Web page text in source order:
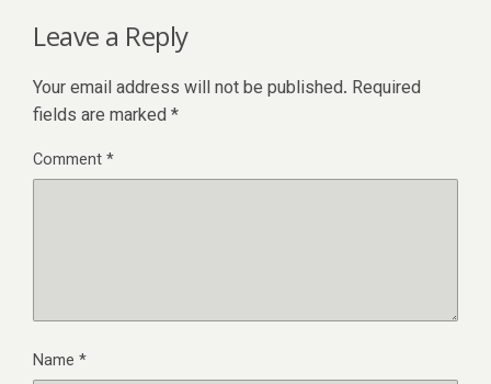
Leave a Reply
Your email address will not be published. Required
fields are marked *
Comment*
Name *